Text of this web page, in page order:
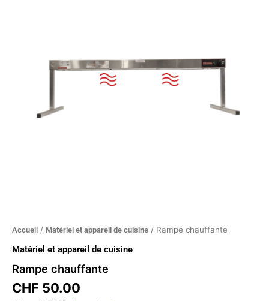
Accueil / Matériel et appareil de cuisine / Rampe chauffante
Matériel et appareil de cuisine
Rampe chauffante
CHF 50.00